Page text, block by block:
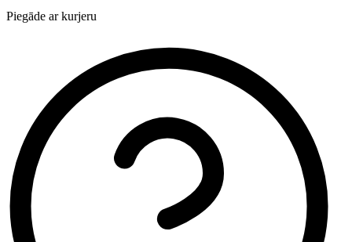
Piegāde ar kurjeru